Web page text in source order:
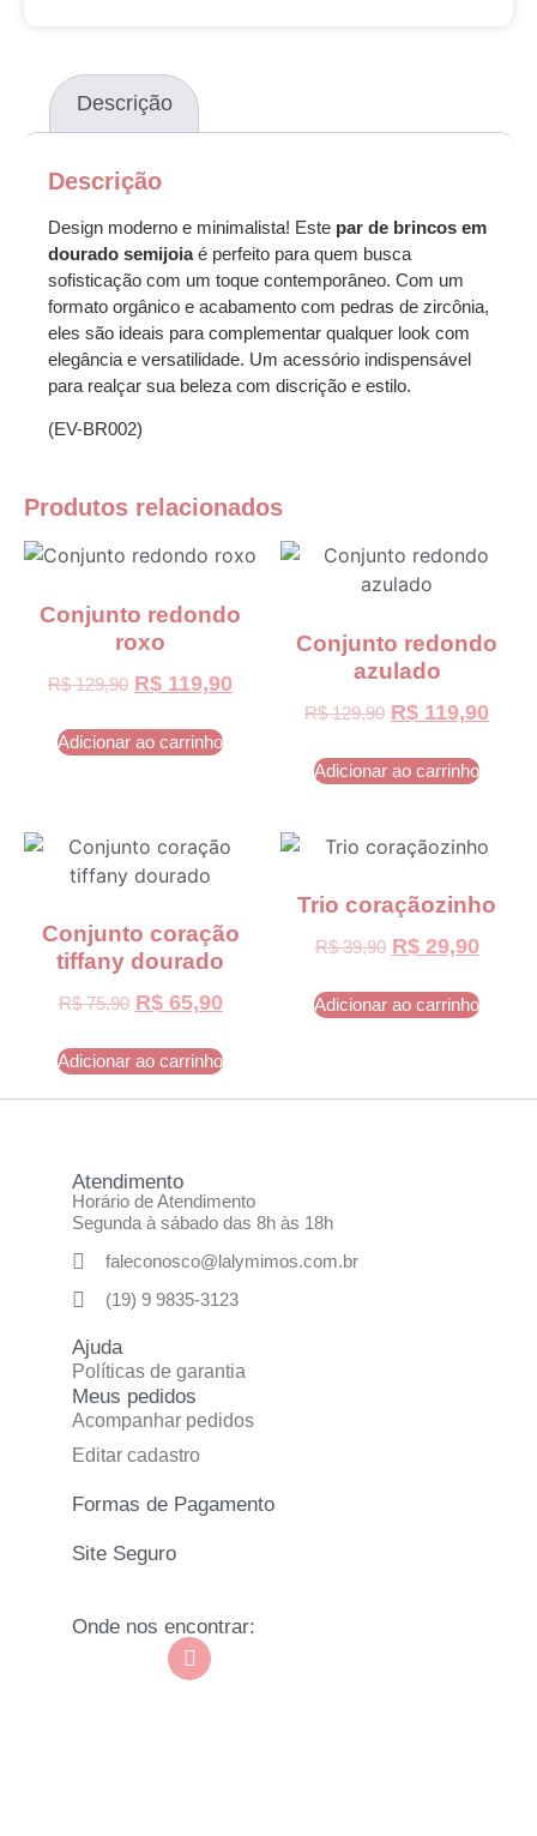
Descrição
Descrição
Design moderno e minimalista! Este par de brincos em
dourado semijoiaé perfeito para quem busca
sofisticação com um toque contemporâneo. Com um
formato orgânico e acabamento com pedras de zircônia,
eles são ideais para complementar qualquer look com
elegância e versatilidade. Um acessório indispensável
para realçar sua beleza com discrição e estilo.
(EV-BR002)
Produtos relacionados
Conjunto redondo
roxo
R$129,90 R$ 119,90
Adicionar ao carrinho
Conjunto redondo
azulado
R$129,90 R$ 119,90
Adicionar ao carrinho
Conjunto coração
tiffany dourado
R$75,90 R$65,90
Adicionar ao carrinho
Trio coraçãozinho
R$39,90 R$29,90
Adicionar ao carrinho
Atendimento
Horário de Atendimento
Segunda à sábado das 8h às 18h
faleconosco@lalymimos.com.br
(19) 9 9835-3123
Ajuda
Políticas de garantia
Meus pedidos
Acompanhar pedidos
Editar cadastro
Formas de Pagamento
Site Seguro
Onde nos encontrar: